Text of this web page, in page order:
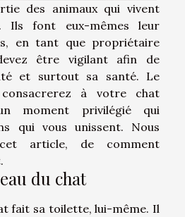
des animaux qui vivent
Ils font eux-mêmes leur
en tant que propriétaire
être vigilant afin de
et surtout sa santé. Le
à votre chat
moment privilégié qui
qui vous unissent. Nous
article, de comment
du chat
fait sa toilette, lui-même. Il